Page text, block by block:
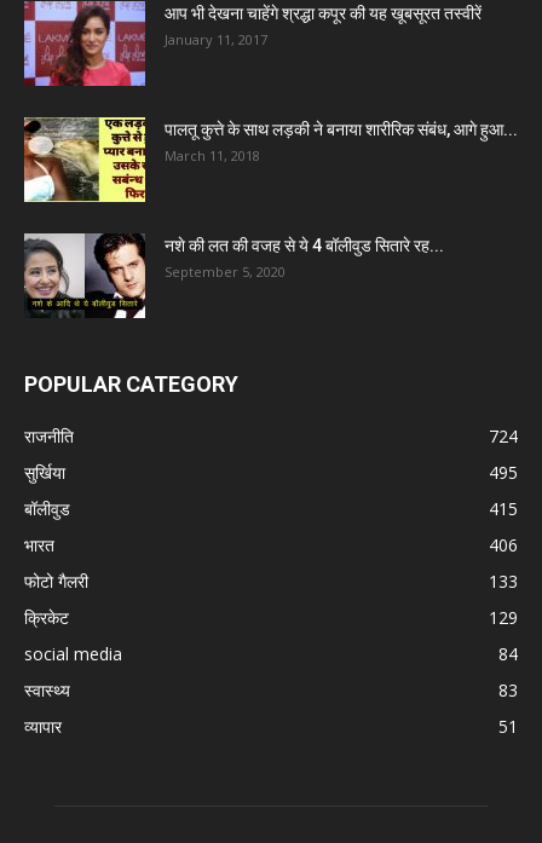
आप भी देखना चाहेंगे श्रद्धा कपूर की यह खूबसूरत तस्वीरें
January 11, 2017
पालतू कुत्ते के साथ लड़की ने बनाया शारीरिक संबंध, आगे हुआ...
March 11, 2018
नशे की लत की वजह से ये 4 बॉलीवुड सितारे रह...
September 5, 2020
POPULAR CATEGORY
राजनीति
724
सुर्खिया
495
बॉलीवुड
415
भारत
406
फोटो गैलरी
133
क्रिकेट
129
social media
84
स्वास्थ्य
83
व्यापार
51